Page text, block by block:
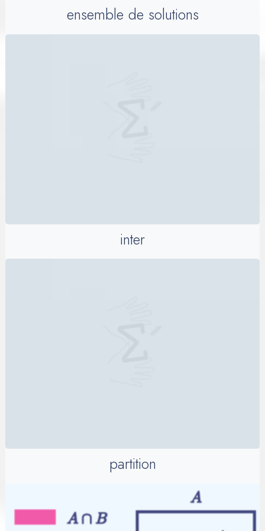
ensemble de solutions
inter
partition